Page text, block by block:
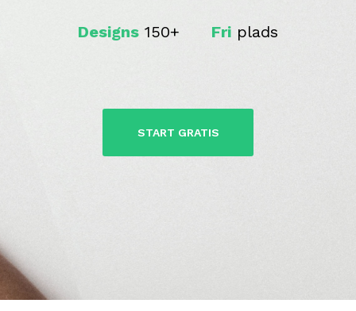
Designs 150+ Fri plads
START GRATIS